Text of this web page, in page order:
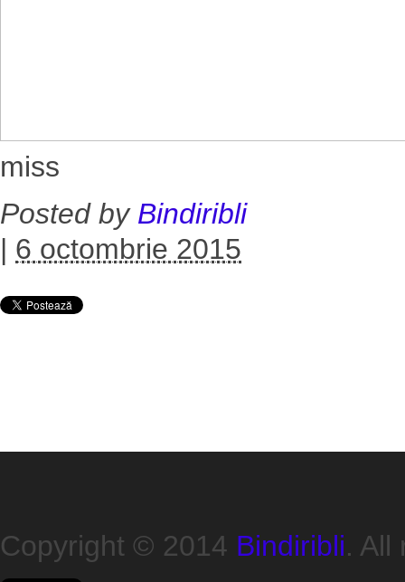
miss
Posted by Bindiribli
| 6 octombrie 2015
Copyright © 2014 Bindiribli. All